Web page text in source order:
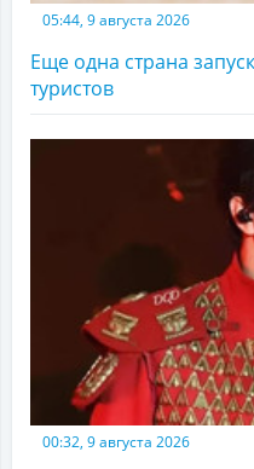
05:44, 9 августа 2026
Еще одна страна
туристов
00:32, 9 августа 2026